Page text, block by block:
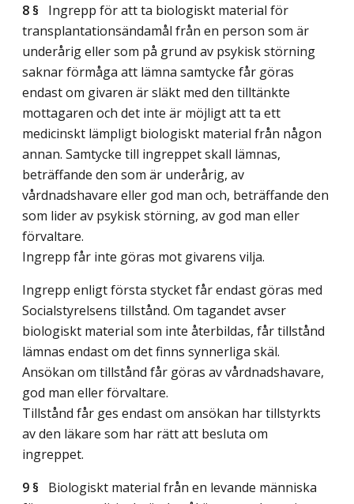
8 § Ingrepp för att ta biologiskt material för
transplantationsändamål från en person som är
underårig eller som på grund av psykisk störning
saknar förmåga att lämna samtycke får göras
endast om givaren är släkt med den tilltänkte
mottagaren och det inte är möjligt att ta ett
medicinskt lämpligt biologiskt material från någon
annan. Samtycke till ingreppet skall lämnas,
beträffande den som är underårig, av
vårdnadshavare eller god man och, beträffande den
som lider av psykisk störning, av god man eller
förvaltare.
Ingrepp får inte göras mot givarens vilja.
Ingrepp enligt första stycket får endast göras med
Socialstyrelsens tillstånd. Om tagandet avser
biologiskt material som inte återbildas, får tillstånd
lämnas endast om det finns synnerliga skäl.
Ansökan om tillstånd får göras av vårdnadshavare,
god man eller förvaltare.
Tillstånd får ges endast om ansökan har tillstyrkts
av den läkare som har rätt att besluta om
ingreppet.
9 § Biologiskt material från en levande människa